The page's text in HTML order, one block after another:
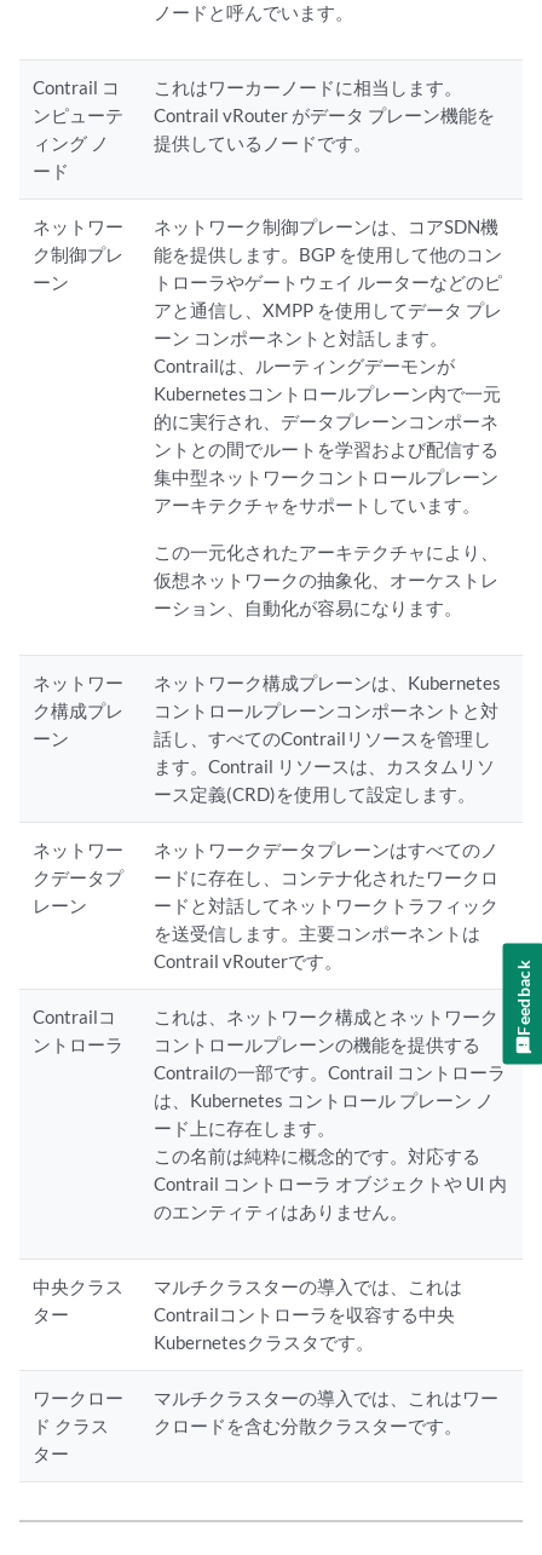
ノードと呼んでいます。
Contrail コ
ンピューテ
ィング ノ
ード
これはワーカーノードに相当します。
Contrail vRouter がデータ プレーン機能を
提供しているノードです。
ネットワー
ク制御プレ
ーン
ネットワーク制御プレーンは、コアSDN機
能を提供します。BGP を使用して他のコン
トローラやゲートウェイ ルーターなどのピ
アと通信し、XMPP を使用してデータ プレ
ーン コンポーネントと対話します。
Contrailは、ルーティングデーモンが
Kubernetesコントロールプレーン内で一元
的に実行され、データプレーンコンポーネ
ントとの間でルートを学習および配信する
集中型ネットワークコントロールプレーン
アーキテクチャをサポートしています。
この一元化されたアーキテクチャにより、
仮想ネットワークの抽象化、オーケストレ
ーション、自動化が容易になります。
ネットワー
ク構成プレ
ーン
ネットワーク構成プレーンは、Kubernetes
コントロールプレーンコンポーネントと対
話し、すべてのContrailリソースを管理し
ます。Contrail リソースは、カスタムリソ
ース定義(CRD)を使用して設定します。
ネットワー
クデータプ
レーン
ネットワークデータプレーンはすべてのノ
ードに存在し、コンテナ化されたワークロ
ードと対話してネットワークトラフィック
を送受信します。主要コンポーネントは
Contrail vRouterです。
Contrailコ
ントローラ
これは、ネットワーク構成とネットワーク
コントロールプレーンの機能を提供する
Contrailの一部です。Contrail コントローラ
は、Kubernetes コントロール プレーン ノ
ード上に存在します。
この名前は純粋に概念的です。対応する
Contrail コントローラ オブジェクトや UI 内
のエンティティはありません。
中央クラス
ター
マルチクラスターの導入では、これは
Contrailコントローラを収容する中央
Kubernetesクラスタです。
ワークロー
ド クラス
ター
マルチクラスターの導入では、これはワー
クロードを含む分散クラスターです。
Feedback